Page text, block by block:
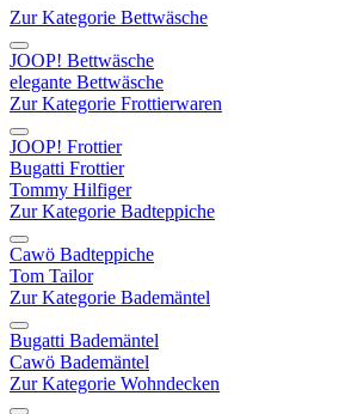
Zur Kategorie Bettwäsche
JOOP! Bettwäsche
elegante Bettwäsche
Zur Kategorie Frottierwaren
JOOP! Frottier
Bugatti Frottier
Tommy Hilfiger
Zur Kategorie Badteppiche
Cawö Badteppiche
Tom Tailor
Zur Kategorie Bademäntel
Bugatti Bademäntel
Cawö Bademäntel
Zur Kategorie Wohndecken